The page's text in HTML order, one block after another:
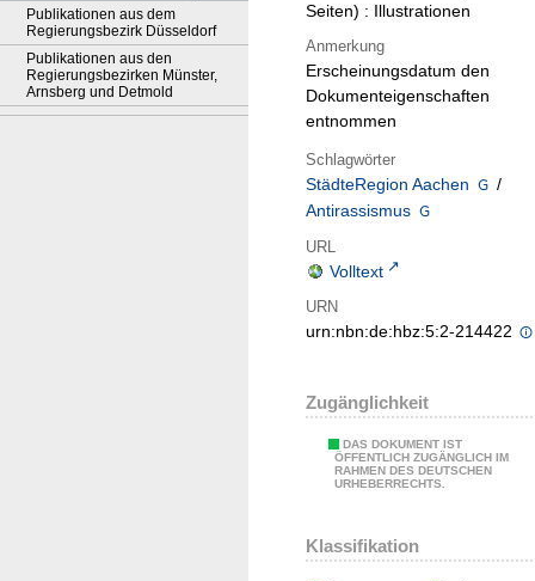
Publikationen aus dem
Regierungsbezirk Düsseldorf
Publikationen aus den
Regierungsbezirken Münster,
Arnsberg und Detmold
Seiten) : Illustrationen
Anmerkung
Erscheinungsdatum den
Dokumenteigenschaften
entnommen
Schlagwörter
StädteRegion Aachen
/
Antirassismus
URL
Volltext
URN
urn:nbn:de:hbz:5:2-214422
Zugänglichkeit
DAS DOKUMENT IST
ÖFFENTLICH ZUGÄNGLICH IM
RAHMEN DES DEUTSCHEN
URHEBERRECHTS.
Klassifikation